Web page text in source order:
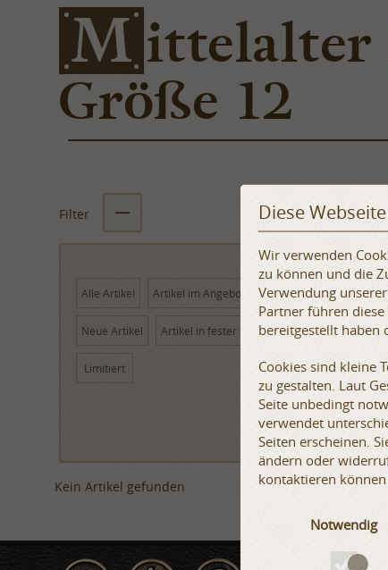
M ittelalter
Größe 12
Filter
Alle Artikel Artikel im Angebot
Neue Artikel Artikel in fester Größe
Limitiert
FARBEN
Kein Artikel gefunden
Diese
Wir verwenden
zu können und die
Verwendung
Partner führen
bereitgestellt haben
Cookies sind kleine
zu gestalten. Laut
Seite unbedingt
verwendet
Seiten erscheinen.
ändern oder
kontaktieren
Notwendig